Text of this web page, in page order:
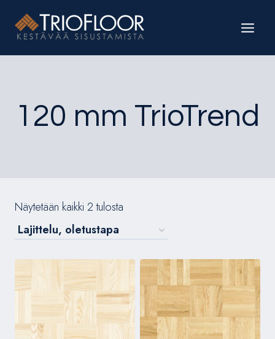
sisältöön
120 mm TrioTrend
Näytetään kaikki 2 tulosta